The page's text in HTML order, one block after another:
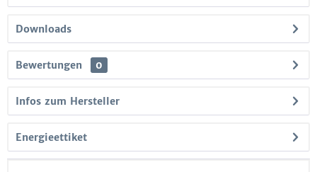
Downloads
Bewertungen 0
Infos zum Hersteller
Energieettiket